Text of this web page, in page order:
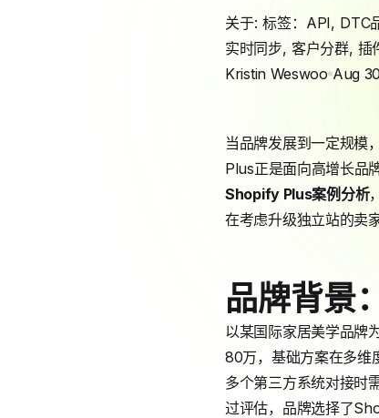
关于: 标签： API, DTC
实时同步, 客户分群, 插
Kristin Weswoo Aug
当品牌发展到一定规模
Plus正是面向高增长品
Shopify Plus案例分析
在考虑升级独立站的卖
品牌背景
以某国际家居美学品牌
80万，基础方案在多维
多个第三方系统对接时
过评估，品牌选择了